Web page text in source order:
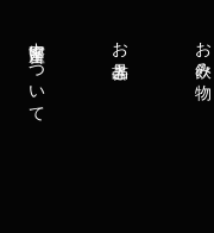
中窪畜産について お品書き お飲み物